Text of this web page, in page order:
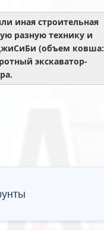
иная строительная
разную технику и
(объем ковша:
экскаватор-